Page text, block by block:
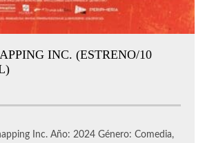
INC. (ESTRENO/10
Inc. Año: 2024 Género: Comedia,